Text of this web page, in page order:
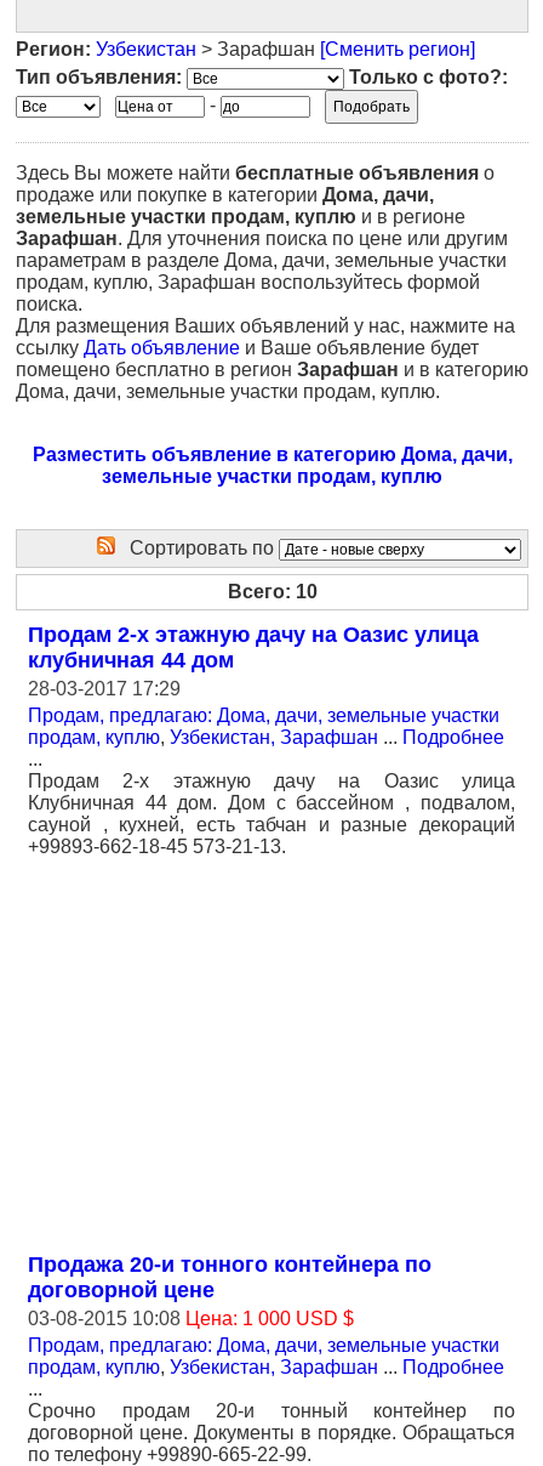
Регион: Узбекистан > Зарафшан [Сменить регион]
Тип объявления:
Только с фото?:
-
Здесь Вы можете найти бесплатные объявления о
продаже или покупке в категории Дома, дачи,
земельные участки продам, куплю и в регионе
Зарафшан. Для уточнения поиска по цене или другим
параметрам в разделе Дома, дачи, земельные участки
продам, куплю, Зарафшан воспользуйтесь формой
поиска.
Для размещения Ваших объявлений у нас, нажмите на
ссылку Дать объявление и Ваше объявление будет
помещено бесплатно в регион Зарафшан и в категорию
Дома, дачи, земельные участки продам, куплю.
Разместить объявление в категорию Дома, дачи,
земельные участки продам, куплю
Сортировать по
Всего: 10
Продам 2-х этажную дачу на Оазис улица
клубничная 44 дом
28-03-2017 17:29
Продам, предлагаю: Дома, дачи, земельные участки
продам, куплю, Узбекистан, Зарафшан ... Подробнее
...
Продам 2-х этажную дачу на Оазис улица
Клубничная 44 дом. Дом с бассейном , подвалом,
сауной , кухней, есть табчан и разные декораций
+99893-662-18-45 573-21-13.
Продажа 20-и тонного контейнера по
договорной цене
03-08-2015 10:08 Цена: 1 000 USD $
Продам, предлагаю: Дома, дачи, земельные участки
продам, куплю, Узбекистан, Зарафшан ... Подробнее
...
Срочно продам 20-и тонный контейнер по
договорной цене. Документы в порядке. Обращаться
по телефону +99890-665-22-99.